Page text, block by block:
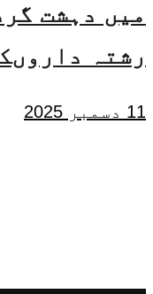
میں دہشت
رشتہ
11 دسمبر 2025